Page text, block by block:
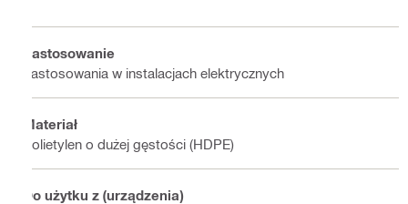
Zastosowanie
Zastosowania w instalacjach elektrycznych
Materiał
Polietylen o dużej gęstości (HDPE)
Do użytku z (urządzenia)